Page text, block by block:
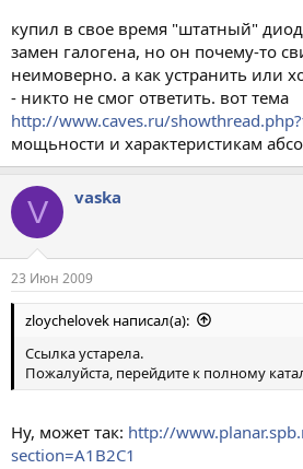
купил в свое время "штатный"
замен галогена, но он почему-то
неимоверно. а как устранить или
- никто не смог ответить. вот тема
http://www.caves.ru/
мощьности и характеристикам
V vaska
23 Июн 2009
zloychelovek написал(а):
Ссылка устарела.
Пожалуйста, перейдите к полному
Ну, может так: http://
section=A1B2C1